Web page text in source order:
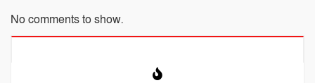
No comments to show.